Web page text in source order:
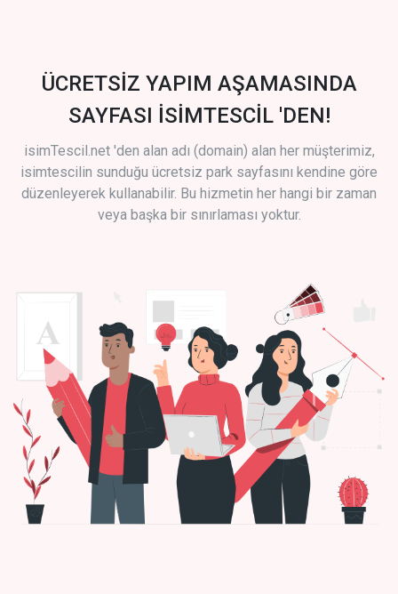
ÜCRETSİZ YAPIM AŞAMASINDA
SAYFASI İSİMTESCİL 'DEN!
isimTescil.net 'den alan adı (domain) alan her müşterimiz,
isimtescilin sunduğu ücretsiz park sayfasını kendine göre
düzenleyerek kullanabilir. Bu hizmetin her hangi bir zaman
veya başka bir sınırlaması yoktur.